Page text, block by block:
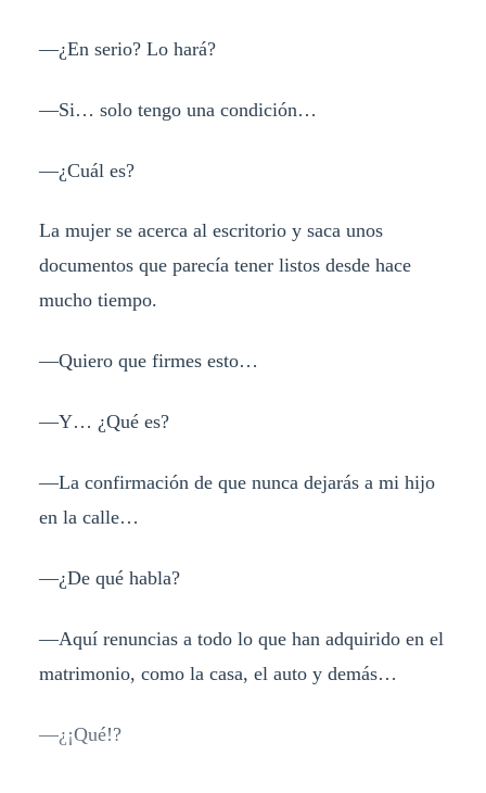
—¿En serio? Lo hará?
—Si… solo tengo una condición…
—¿Cuál es?
La mujer se acerca al escritorio y saca unos
documentos que parecía tener listos desde hace
mucho tiempo.
—Quiero que firmes esto…
—Y… ¿Qué es?
—La confirmación de que nunca dejarás a mi hijo
en la calle…
—¿De qué habla?
—Aquí renuncias a todo lo que han adquirido en el
matrimonio, como la casa, el auto y demás…
—¿¡Qué!?